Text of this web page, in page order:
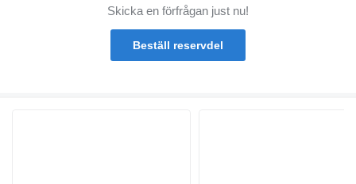
Skicka en förfrågan just nu!
Beställ reservdel